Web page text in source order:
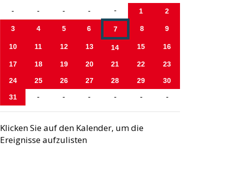
- - - - - 1 2
3 4 5 6 7 8 9
10 11 12 13 14 15 16
17 18 19 20 21 22 23
24 25 26 27 28 29 30
31 - - - - - -
Klicken Sie auf den Kalender, um die
Ereignisse aufzulisten